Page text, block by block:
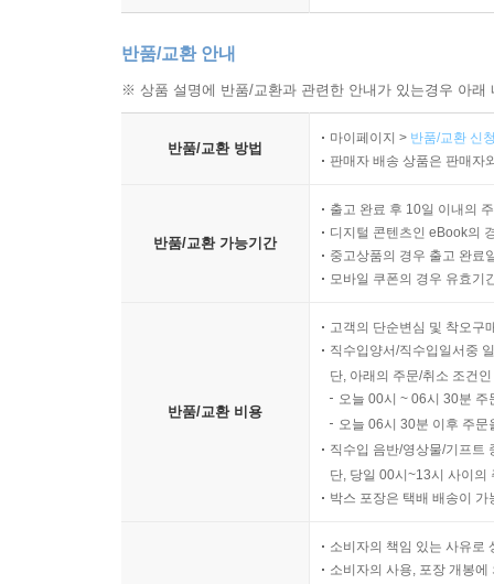
반품/교환 안내
※ 상품 설명에 반품/교환과 관련한 안내가 있는경우 아
반품/교환 방법
마이페이지 > 반품/교환 신
판매자 배송 상품은 판매자
반품/교환 가능기간
출고 완료 후 10일 이내의
디지털 콘텐츠인 eBook의
중고상품의 경우 출고 완료
모바일 쿠폰의 경우 유효기
반품/교환 비용
고객의 단순변심 및 착오구
직수입양서/직수입일서중
단, 아래의 주문/취소 조건
오늘 00시 ~ 06시 30분
오늘 06시 30분 이후 주
직수입 음반/영상물/기프트
단, 당일 00시~13시 사이의
박스 포장은 택배 배송이
소비자의 책임 있는 사유로
소비자의 사용, 포장 개봉